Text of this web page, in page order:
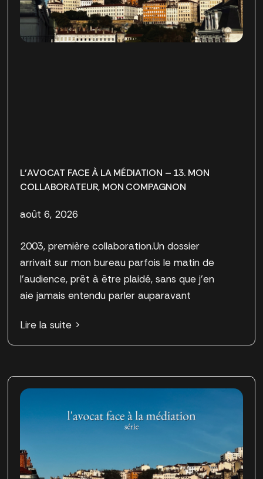
L’AVOCAT FACE À LA MÉDIATION – 13. MON
COLLABORATEUR, MON COMPAGNON
août 6, 2026
2003, première collaboration.Un dossier
arrivait sur mon bureau parfois le matin de
l’audience, prêt à être plaidé, sans que j’en
aie jamais entendu parler auparavant
Lire la suite >